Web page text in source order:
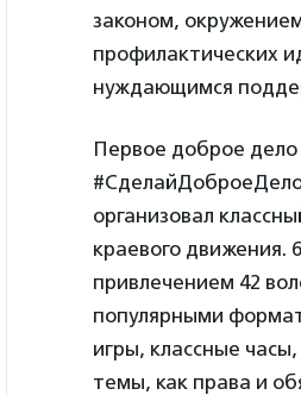
законом,
профилактических
нуждающимся
Первое доброе дело
организовал
краевого движения.
привлечением 42
популярными
игры, классные
темы, как права и